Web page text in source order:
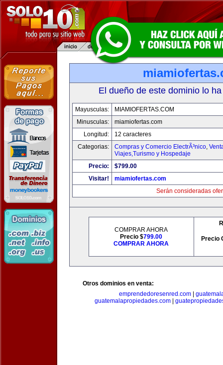
El dueño de este dominio lo
Mayusculas:
MIAMIOFERTAS.COM
Minusculas:
miamiofertas.com
Longitud:
12 caracteres
Categorias:
Compras y Comercio ElectrÃ³nico,
Viajes,Turismo y Hospedaje
Precio:
$799.00
Visitar!
miamiofertas.com
Serán consideradas
COMPRAR AHORA
Precio $799.00
COMPRAR AHORA
Precio
Otros dominios en venta:
emprendedoresenred.com|
guatemalapropiedades.com|